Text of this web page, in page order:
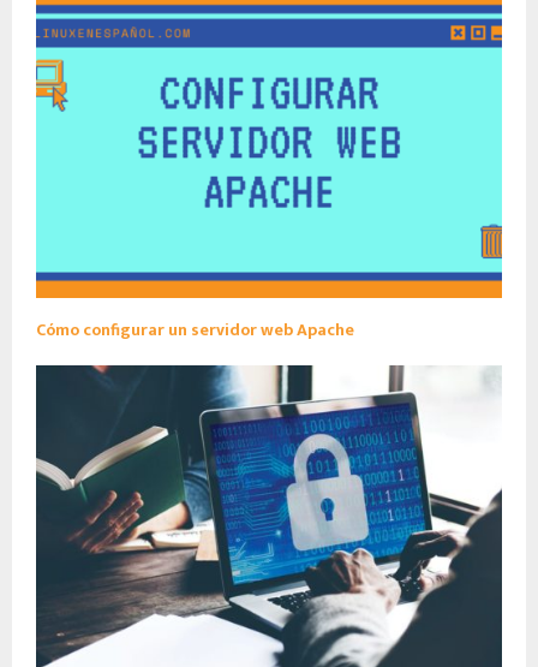
Cómo configurar un servidor web Apache